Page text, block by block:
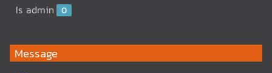
Is admin 0
Message